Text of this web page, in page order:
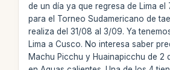
de un día ya que regresa de Lima el
para el Torneo Sudamericano de
realiza del 31/08 al 3/09. Ya
Lima a Cusco. No interesa saber
Machu Picchu y Huainapicchu de 2